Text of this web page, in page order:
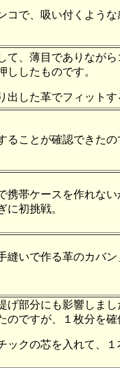
で、吸い付くような
、薄目でありなが
ししたものです。
した革でフィットす
ことが確認できたの
帯ケースを作れな
に初挑戦。
いで作る革のカバ
部分にも影響しま
のですが、１枚分を
クの芯を入れて、